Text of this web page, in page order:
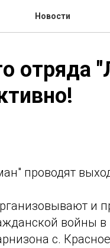
Новости
отряда
проводят
и
войны
с.